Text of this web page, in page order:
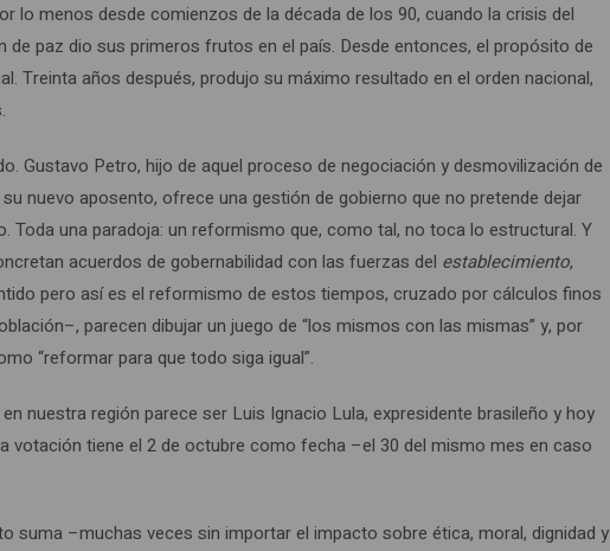
lo menos desde comienzos de la década de los 90, cuando la crisis del
paz dio sus primeros frutos en el país. Desde entonces, el propósito de
Treinta años después, produjo su máximo resultado en el orden nacional,
Gustavo Petro, hijo de aquel proceso de negociación y desmovilización de
nuevo aposento, ofrece una gestión de gobierno que no pretende dejar
Toda una paradoja: un reformismo que, como tal, no toca lo estructural. Y
acuerdos de gobernabilidad con las fuerzas del establecimiento,
pero así es el reformismo de estos tiempos, cruzado por cálculos finos
parecen dibujar un juego de “los mismos con las mismas” y, por
“reformar para que todo siga igual”.
nuestra región parece ser Luis Ignacio Lula, expresidente brasileño y hoy
votación tiene el 2 de octubre como fecha –el 30 del mismo mes en caso
suma –muchas veces sin importar el impacto sobre ética, moral, dignidad y